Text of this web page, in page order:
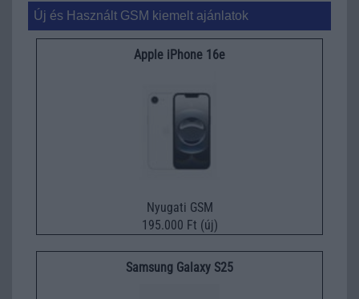
Új és Használt GSM kiemelt ajánlatok
Apple iPhone 16e
Nyugati GSM
195.000 Ft (új)
Samsung Galaxy S25